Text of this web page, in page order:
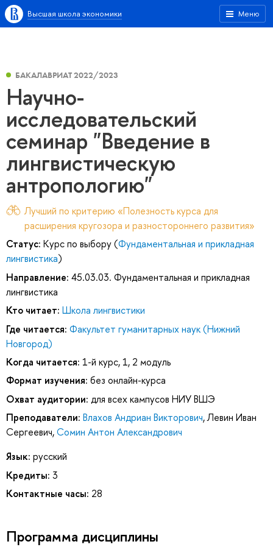
Меню
Высшая школа экономики
БАКАЛАВРИАТ 2022/2023
Научно-
исследовательский
семинар "Введение в
лингвистическую
антропологию"
Лучший по критерию «Полезность курса для
расширения кругозора и разностороннего развития»
Статус: Курс по выбору (Фундаментальная и прикладная
лингвистика)
Направление: 45.03.03. Фундаментальная и прикладная
лингвистика
Кто читает: Школа лингвистики
Где читается: Факультет гуманитарных наук (Нижний
Новгород)
Когда читается: 1-й курс, 1, 2 модуль
Формат изучения: без онлайн-курса
Охват аудитории: для всех кампусов НИУ ВШЭ
Преподаватели: Влахов Андриан Викторович,Левин Иван
Сергеевич,Сомин Антон Александрович
Язык: русский
Кредиты: 3
Контактные часы: 28
Программа дисциплины